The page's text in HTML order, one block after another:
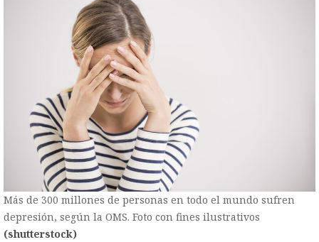
Más de 300 millones de personas en todo el mundo sufren
depresión, según la OMS. Foto con fines ilustrativos
(shutterstock)